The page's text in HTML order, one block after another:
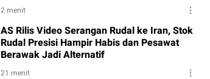
2 menit
AS Rilis Video Serangan Rudal ke Iran, Stok
Rudal Presisi Hampir Habis dan Pesawat
Berawak Jadi Alternatif
21 menit